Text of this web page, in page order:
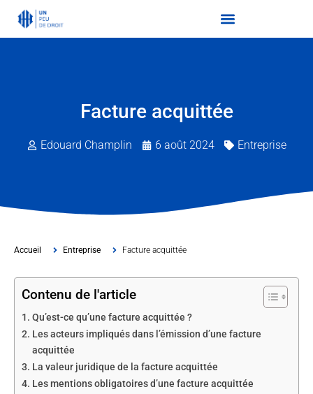
Facture acquittée
Edouard Champlin 6 août 2024 Entreprise
Accueil Entreprise Facture acquittée
Contenu de l'article
Qu’est-ce qu’une facture acquittée ?
Les acteurs impliqués dans l’émission d’une facture
acquittée
La valeur juridique de la facture acquittée
Les mentions obligatoires d’une facture acquittée